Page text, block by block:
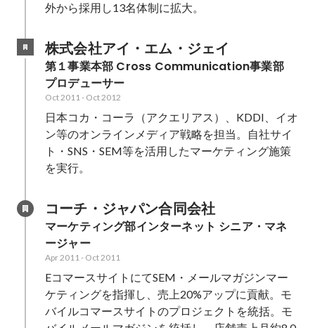
外から採用し13名体制に拡大。
株式会社アイ・エム・ジェイ
第１事業本部 Cross Communication事業部
プロデューサー
Oct 2011- Oct 2012
日本コカ・コーラ（アクエリアス）、KDDI、イオ
ン等のオンラインメディア戦略を担当。自社サイ
ト・SNS・SEM等を活用したマーケティング施策
を実行。
コーチ・ジャパン合同会社
マーケティング部インターネット シニア・マネ
ージャー
Apr 2011- Oct 2011
EコマースサイトにてSEM・メールマガジンマー
ケティングを指揮し、売上20%アップに貢献。モ
バイルコマースサイトのプロジェクトを統括。モ